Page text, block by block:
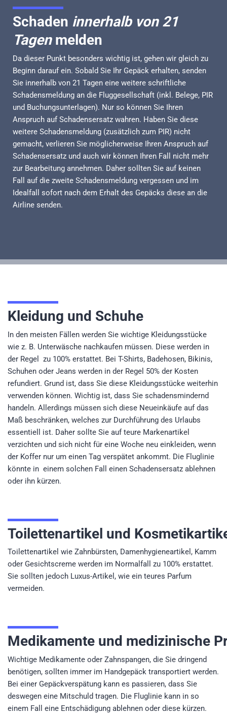
Schaden innerhalb von 21
Tagenmelden
Da dieser Punkt besonders wichtig ist, gehen wir gleich zu
Beginn darauf ein. Sobald Sie Ihr Gepäck erhalten, senden
Sie innerhalb von 21 Tagen eine weitere schriftliche
Schadensmeldung an die Fluggesellschaft (inkl. Belege, PIR
und Buchungsunterlagen). Nur so können Sie Ihren
Anspruch auf Schadensersatz wahren. Haben Sie diese
weitere Schadensmeldung (zusätzlich zum PIR) nicht
gemacht, verlieren Sie möglicherweise Ihren Anspruch auf
Schadensersatz und auch wir können Ihren Fall nicht mehr
zur Bearbeitung annehmen. Daher sollten Sie auf keinen
Fall auf die zweite Schadensmeldung vergessen und im
Idealfall sofort nach dem Erhalt des Gepäcks diese an die
Airline senden.
Kleidung und Schuhe
In den meisten Fällen werden Sie wichtige Kleidungsstücke
wie z. B. Unterwäsche nachkaufen müssen. Diese werden in
der Regel zu 100% erstattet. Bei T-Shirts, Badehosen, Bikinis,
Schuhen oder Jeans werden in der Regel 50% der Kosten
refundiert. Grund ist, dass Sie diese Kleidungsstücke weiterhin
verwenden können. Wichtig ist, dass Sie schadensmindernd
handeln. Allerdings müssen sich diese Neueinkäufe auf das
Maß beschränken, welches zur Durchführung des Urlaubs
essentiell ist. Daher sollte Sie auf teure Markenartikel
verzichten und sich nicht für eine Woche neu einkleiden, wenn
der Koffer nur um einen Tag verspätet ankommt. Die Fluglinie
könnte in einem solchen Fall einen Schadensersatz ablehnen
oder ihn kürzen.
Toilettenartikel und
Toilettenartikel wie Zahnbürsten, Damenhygieneartikel, Kamm
oder Gesichtscreme werden im Normalfall zu 100% erstattet.
Sie sollten jedoch Luxus-Artikel, wie ein teures Parfum
vermeiden.
Medikamente und medizinische
Wichtige Medikamente oder Zahnspangen, die Sie dringend
benötigen, sollten immer im Handgepäck transportiert werden.
Bei einer Gepäckverspätung kann es passieren, dass Sie
deswegen eine Mitschuld tragen. Die Fluglinie kann in so
einem Fall eine Entschädigung ablehnen oder diese kürzen.